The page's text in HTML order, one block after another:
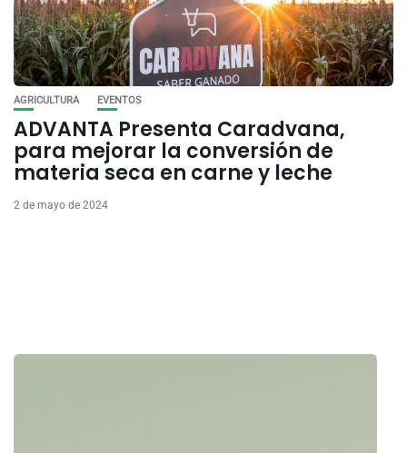
AGRICULTURA EVENTOS
ADVANTA Presenta Caradvana,
para mejorar la conversión de
materia seca en carne y leche
2 de mayo de 2024